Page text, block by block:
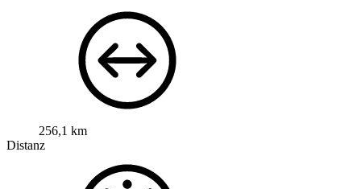
256,1 km
Distanz